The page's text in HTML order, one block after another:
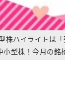
ハイライトは「
型株！今月の銘